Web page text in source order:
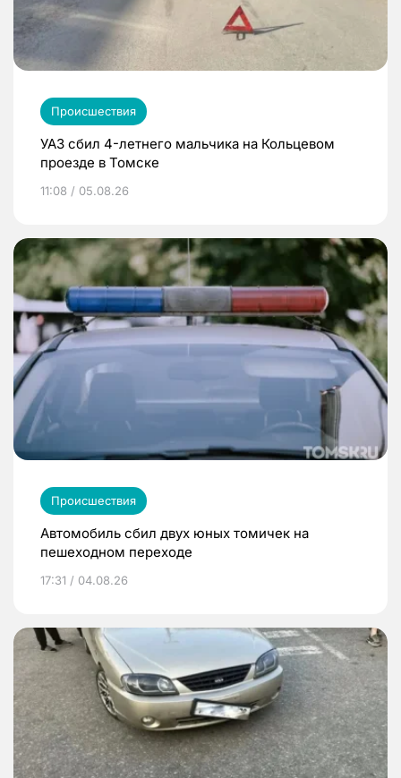
Происшествия
УАЗ сбил 4-летнего мальчика на Кольцевом
проезде в Томске
11:08 / 05.08.26
Происшествия
Автомобиль сбил двух юных томичек на
пешеходном переходе
17:31 / 04.08.26